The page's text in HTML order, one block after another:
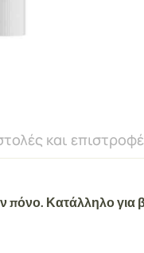
και
πόνο. Κατάλληλο